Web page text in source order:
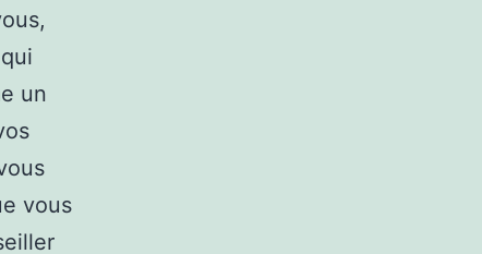
un
vous